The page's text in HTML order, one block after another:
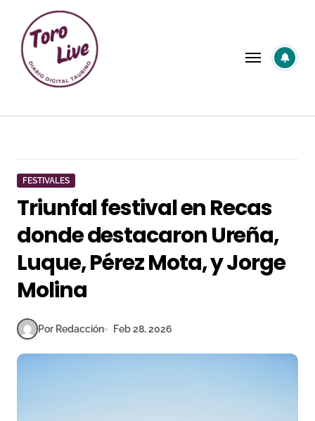
contenido
FESTIVALES
Triunfal festival en Recas
donde destacaron Ureña,
Luque, Pérez Mota, y Jorge
Molina
Por Redacción Feb 28, 2026